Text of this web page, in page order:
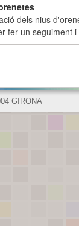
dels nius
fer un seguiment
GIRONA